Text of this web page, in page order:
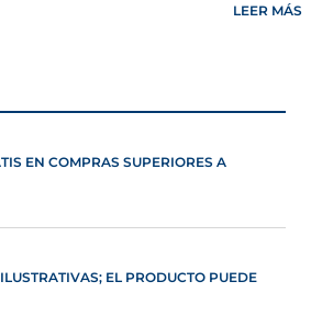
LEER MÁS
EN COMPRAS SUPERIORES A
EL PRODUCTO PUEDE